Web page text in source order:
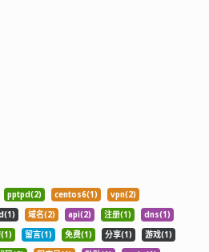
pptpd(2) centos6(1)
vpn(2)
域名(2) api(2) 注册(1)
dns(1)
(1) 留言(1) 免费(1) 分享(1)
游戏(1)